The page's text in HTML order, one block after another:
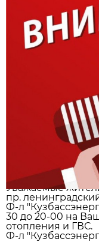
Уважаемые
пр.
Ф-л
30 до 20-00 на
отопления и ГВС.
Ф-л